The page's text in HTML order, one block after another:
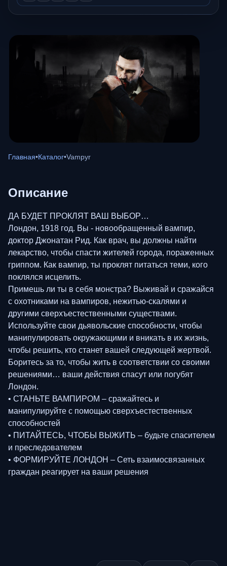
Главная•Каталог•Vampyr
Описание
ДА БУДЕТ ПРОКЛЯТ ВАШ ВЫБОР…
Лондон, 1918 год. Вы - новообращенный вампир,
доктор Джонатан Рид. Как врач, вы должны найти
лекарство, чтобы спасти жителей города, пораженных
гриппом. Как вампир, ты проклят питаться теми, кого
поклялся исцелить.
Примешь ли ты в себя монстра? Выживай и сражайся
с охотниками на вампиров, нежитью-скалями и
другими сверхъестественными существами.
Используйте свои дьявольские способности, чтобы
манипулировать окружающими и вникать в их жизнь,
чтобы решить, кто станет вашей следующей жертвой.
Боритесь за то, чтобы жить в соответствии со своими
решениями… ваши действия спасут или погубят
Лондон.
• СТАНЬТЕ ВАМПИРОМ – сражайтесь и
манипулируйте с помощью сверхъестественных
способностей
• ПИТАЙТЕСЬ, ЧТОБЫ ВЫЖИТЬ – будьте спасителем
и преследователем
• ФОРМИРУЙТЕ ЛОНДОН – Сеть взаимосвязанных
граждан реагирует на ваши решения